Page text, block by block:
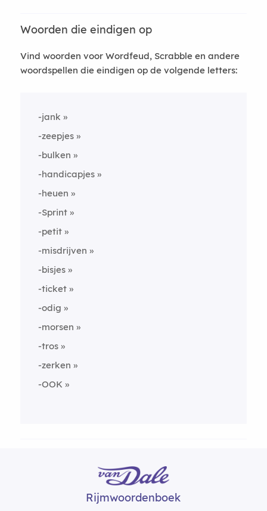
Woorden die eindigen op
Vind woorden voor Wordfeud, Scrabble en andere
woordspellen die eindigen op de volgende letters:
-jank
-zeepjes
-bulken
-handicapjes
-heuen
-Sprint
-petit
-misdrijven
-bisjes
-ticket
-odig
-morsen
-tros
-zerken
-OOK
Rijmwoordenboek